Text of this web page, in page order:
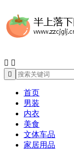
 

首页
男装
内衣
美食
文体车品
家居用品